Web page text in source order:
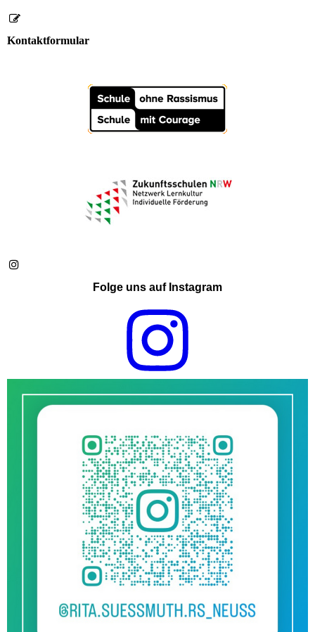
Kontaktformular
Folge uns auf Instagram